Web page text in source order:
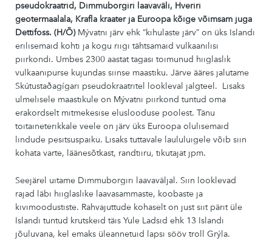
pseudokraatrid, Dimmuborgiri laavaväli, Hveriri
geotermaalala, Krafla kraater ja Euroopa kõige võimsam juga
Dettifoss. (H/Õ)Mývatni järv ehk “kihulaste järv” on üks Islandi
erilisemaid kohti ja kogu riigi tähtsamaid vulkaanilisi
piirkondi. Umbes 2300 aastat tagasi toimunud hiiglaslik
vulkaanipurse kujundas siinse maastiku. Järve ääres jalutame
Skútustaðagígari pseudokraatritel lookleval jalgteel. Lisaks
ulmelisele maastikule on Mývatni piirkond tuntud oma
erakordselt mitmekesise eluslooduse poolest. Tänu
toitaineterikkale veele on järv üks Euroopa olulisemaid
lindude pesitsuspaiku. Lisaks tuttavale laululuigele võib siin
kohata varte, läänesõtkast, randtiiru, tikutajat jpm.
Seejärel uitame Dimmuborgiri laavaväljal. Siin looklevad
rajad läbi hiiglaslike laavasammaste, koobaste ja
kivimoodustiste. Rahvajuttude kohaselt on just siit pärit üle
Islandi tuntud krutskeid täis Yule Ladsid ehk 13 Islandi
jõuluvana, kel emaks üleannetuid lapsi sööv troll Grýla.